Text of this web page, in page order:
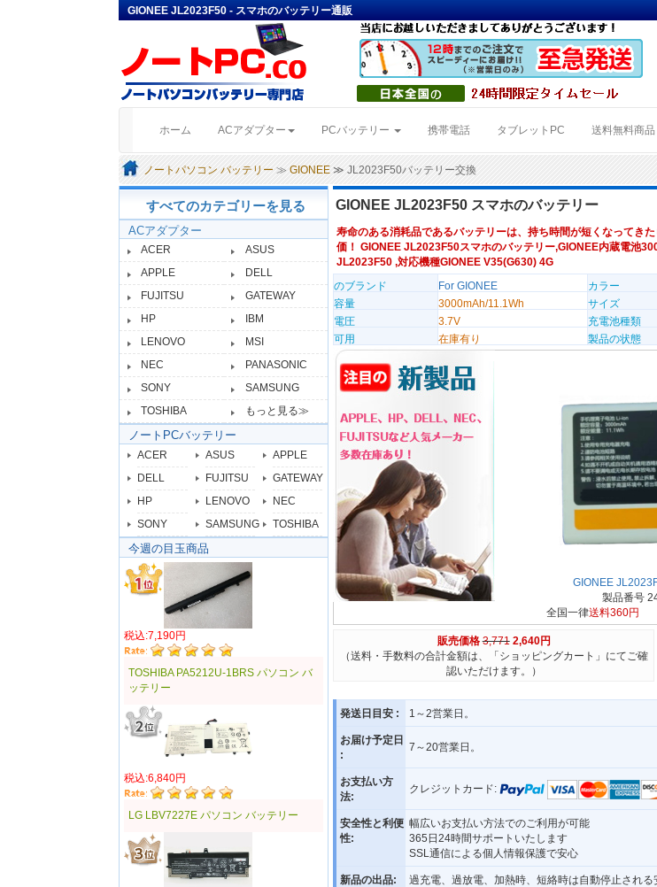
GIONEE JL2023F50 - スマホのバッテリー通販
ホーム (current)ACアダプター PCバッテリー 携帯電話 タブレットPC 送料無料商品
ノートパソコン バッテリー ≫GIONEE ≫ JL2023F50バッテリー交換
すべてのカテゴリーを見る
ACアダプター
ACER
ASUS
APPLE
DELL
FUJITSU
GATEWAY
HP
IBM
LENOVO
MSI
NEC
PANASONIC
SONY
SAMSUNG
TOSHIBA
もっと見る≫
ノートPCバッテリー
ACER ASUS
APPLE
DELL
FUJITSU
GATEWAY
HP
LENOVO
NEC
SONY
SAMSUNG TOSHIBA
今週の目玉商品
税込:7,190円
TOSHIBA PA5212U-1BRS パソコン バ
ッテリー
税込:6,840円
LG LBV7227E パソコン バッテリー
GIONEE JL2023F50 スマホのバッテリー
寿命のある消耗品であるバッテリーは、持ち時間が短くなってき
価！ GIONEE JL2023F50スマホのバッテリー,GIONEE内蔵電池
JL2023F50 ,対応機種GIONEE V35(G630) 4G
のブランド
For GIONEE カラー
容量
3000mAh/11.1Wh サイズ
電圧
3.7V 充電池種類
可用
在庫有り 製品の状態
GIONEE
製品番号
全国一律送料360円
販売価格 3,771 2,640円
（送料・手数料の合計金額は、「ショッピングカート」にてご確
認いただけます。）
発送日目安 : 1～2営業日。
お届け予定日
:
7～20営業日。
お支払い方
法:
クレジットカード:
安全性と利便
性:
幅広いお支払い方法でのご利用が可能
365日24時間サポートいたします
SSL通信による個人情報保護で安心
新品の出品:
過充電、過放電、加熱時、短絡時は自動停止される